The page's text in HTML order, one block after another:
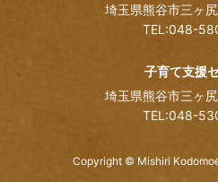
埼玉県熊谷市三ヶ
TEL:048-
子育て支援
埼玉県熊谷市三ヶ
TEL:048-
Copyright © Mishiri